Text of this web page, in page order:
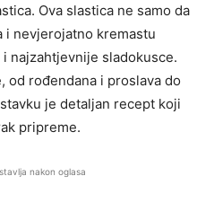
Ova slastica ne samo da
i nevjerojatno kremastu
najzahtjevnije sladokusce.
od rođendana i proslava do
je detaljan recept koji
pripreme.
nakon oglasa